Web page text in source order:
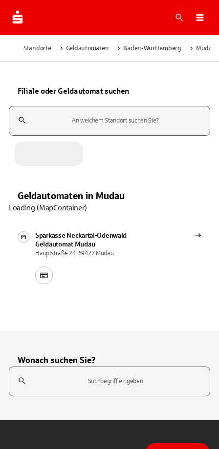
Suche
Standorte Geldautomaten Baden-Württemberg Mudau
Filiale oder Geldautomat suchen
Suchfeld
Geldautomaten in Mudau
Sparkasse Neckartal-Odenwald
Geldautomat Mudau
Hauptstraße 24, 69427 Mudau
Loading (MapContainer)
Wonach suchen Sie?
Suchfeld